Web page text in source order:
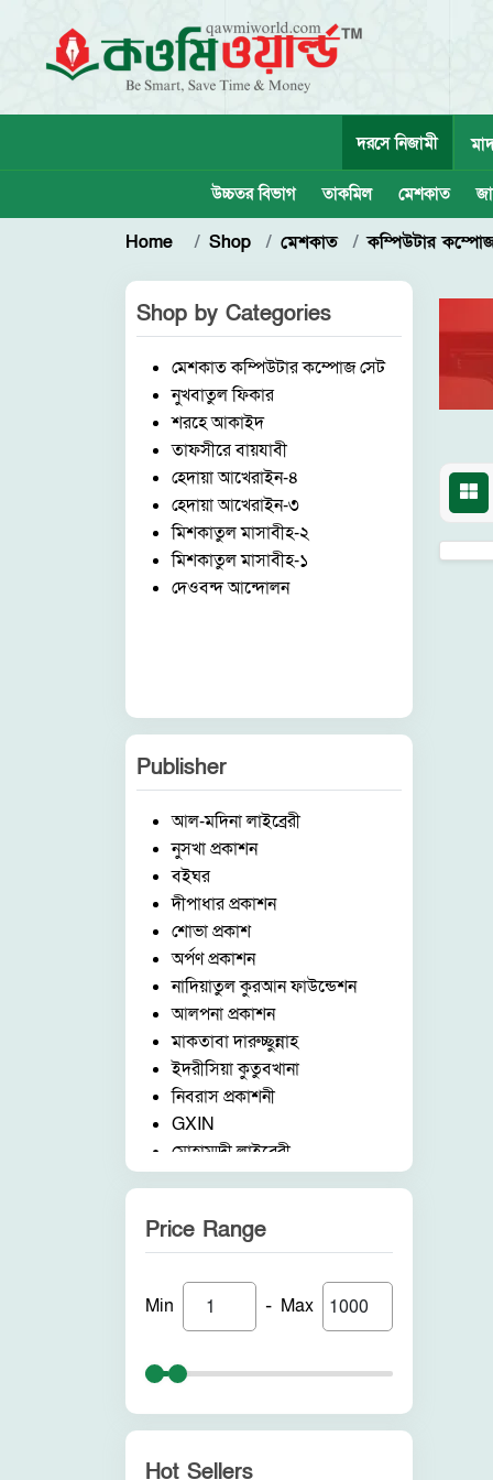
দরসে নিজামী
উচ্চতর বিভাগ তাকমিল মেশকাত
Home Shop মেশকাত কম্পিউটার
Shop by Categories
মেশকাত কম্পিউটার কম্পোজ সেট
নুখবাতুল ফিকার
শরহে আকাইদ
তাফসীরে বায়যাবী
হেদায়া আখেরাইন-৪
হেদায়া আখেরাইন-৩
মিশকাতুল মাসাবীহ-২
মিশকাতুল মাসাবীহ-১
দেওবন্দ আন্দোলন
Publisher
আল-মদিনা লাইব্রেরী
নুসখা প্রকাশন
বইঘর
দীপাধার প্রকাশন
শোভা প্রকাশ
অর্পণ প্রকাশন
নাদিয়াতুল কুরআন ফাউন্ডেশন
আলপনা প্রকাশন
মাকতাবা দারুচ্ছুন্নাহ
ইদরীসিয়া কুতুবখানা
নিবরাস প্রকাশনী
GXIN
মোহাম্মদী লাইব্রেরী
নাদিয়াতুল কুরআন ফাউন্ডেশন
আকীল পাবলিকেশন
নন ব্র্যান্ড
পুনরায় প্রকাশন
হাকীমুল উম্মত প্রকাশনী
সীরাহ প্রকাশ
Price Range
Min - Max
Hot Sellers